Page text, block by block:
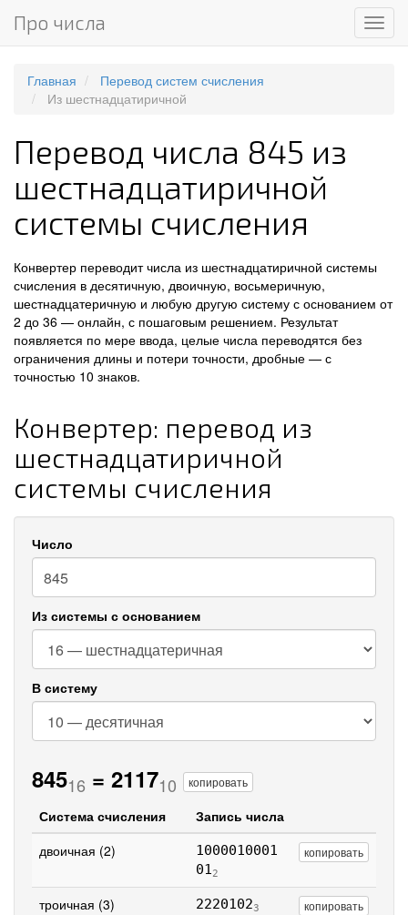
Меню
Про числа
Главная
Перевод систем счисления
Из шестнадцатиричной
Перевод числа 845 из
шестнадцатиричной
системы счисления
Конвертер переводит числа из шестнадцатиричной системы
счисления в десятичную, двоичную, восьмеричную,
шестнадцатеричную и любую другую систему с основанием от
2 до 36 — онлайн, с пошаговым решением. Результат
появляется по мере ввода, целые числа переводятся без
ограничения длины и потери точности, дробные — с
точностью 10 знаков.
Конвертер: перевод из
шестнадцатиричной
системы счисления
Число
Из системы с основанием
В систему
84516 = 211710 копировать
Система счисления
Запись числа
двоичная (2)
1000010001
012
копировать
троичная (3) 22201023 копировать